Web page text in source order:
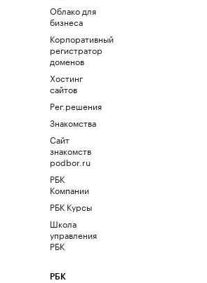
Облако для
бизнеса
Корпоративный
регистратор
доменов
Хостинг
сайтов
Рег.решения
Знакомства
Сайт
знакомств
podbor.ru
РБК
Компании
РБК Курсы
Школа
управления
РБК
РБК